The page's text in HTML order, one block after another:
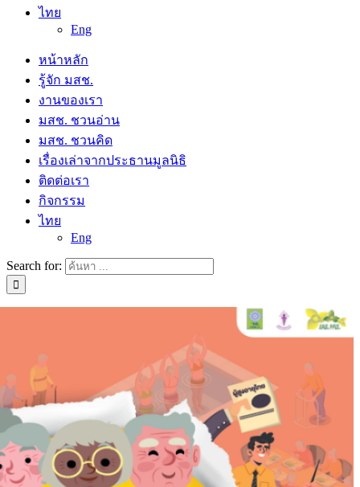
ไทย
Eng
หน้าหลัก
รู้จัก มสช.
งานของเรา
มสช. ชวนอ่าน
มสช. ชวนคิด
เรื่องเล่าจากประธานมูลนิธิ
ติดต่อเรา
กิจกรรม
ไทย
Eng
Search for: